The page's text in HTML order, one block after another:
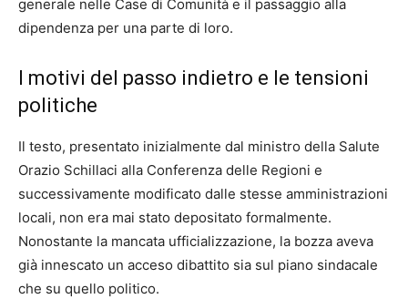
generale nelle Case di Comunità e il passaggio alla
dipendenza per una parte di loro.
I motivi del passo indietro e le tensioni
politiche
Il testo, presentato inizialmente dal ministro della Salute
Orazio Schillaci alla Conferenza delle Regioni e
successivamente modificato dalle stesse amministrazioni
locali, non era mai stato depositato formalmente.
Nonostante la mancata ufficializzazione, la bozza aveva
già innescato un acceso dibattito sia sul piano sindacale
che su quello politico.